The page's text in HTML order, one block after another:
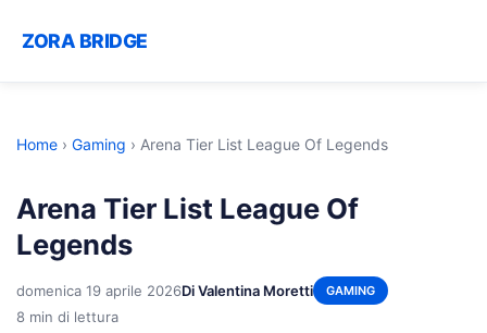
ZORA BRIDGE
Home › Gaming › Arena Tier List League Of Legends
Arena Tier List League Of
Legends
domenica 19 aprile 2026Di Valentina Moretti GAMING
8 min di lettura